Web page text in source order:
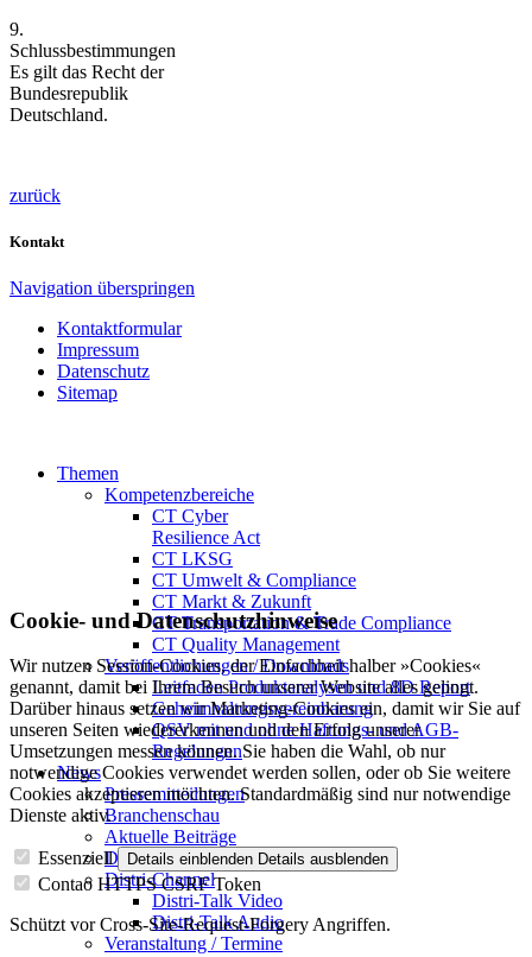
9.
Schlussbestimmungen
Es gilt das Recht der
Bundesrepublik
Deutschland.
zurück
Kontakt
Navigation überspringen
Kontaktformular
Impressum
Datenschutz
Sitemap
Themen
Kompetenzbereiche
CT Cyber
Resilience Act
CT LKSG
CT Umwelt & Compliance
CT Markt & Zukunft
CT Transportation & Trade Compliance
CT Quality Management
Veröffentlichungen / Downloads
Leitfaden Produktanalysen und 8D Report
Geheimhaltungsverein­barung
QSV mit und ohne Haftungs- und AGB-
Regelungen
News
Pressemitteilungen
Branchenschau
Aktuelle Beiträge
Dossier – 20 Jahre FBDi
Distri-Channel
Distri-Talk Video
Distri-Talk Audio
Veranstaltung / Termine
Cookie- und Datenschutzhinweise
Wir nutzen Session-Cookies, der Einfachheit halber »Cookies«
genannt, damit bei Ihrem Besuch unserer Website alles gelingt.
Darüber hinaus setzen wir Marketing-Cookies ein, damit wir Sie auf
unseren Seiten wiedererkennen und den Erfolg unserer
Umsetzungen messen können. Sie haben die Wahl, ob nur
notwendige Cookies verwendet werden sollen, oder ob Sie weitere
Cookies akzeptieren möchten. Standardmäßig sind nur notwendige
Dienste aktiv.
Essenziell Details einblenden Details ausblenden
Contao HTTPS CSRF Token
Schützt vor Cross-Site-Request-Forgery Angriffen.